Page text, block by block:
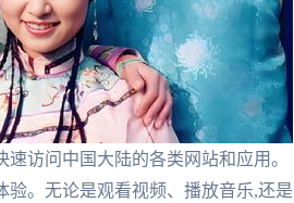
访问中国大陆的各类网站和应用。
。无论是观看视频、播放音乐,还是